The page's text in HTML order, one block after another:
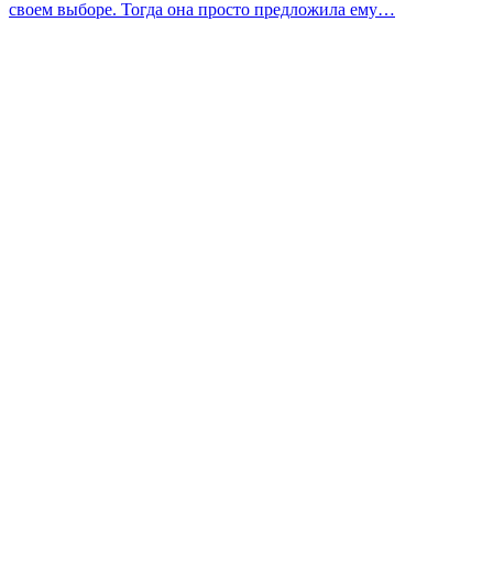
записям
своем выборе. Тогда она просто предложила ему…